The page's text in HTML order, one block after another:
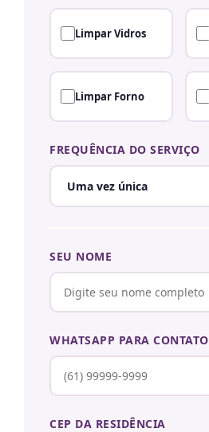
Limpar Vidros
Limpar Forno
FREQUÊNCIA DO SERVIÇO
SEU NOME
WHATSAPP PARA CONTATO
CEP DA RESIDÊNCIA